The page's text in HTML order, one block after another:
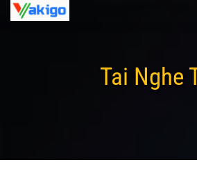
Chuyển
Tai Nghe